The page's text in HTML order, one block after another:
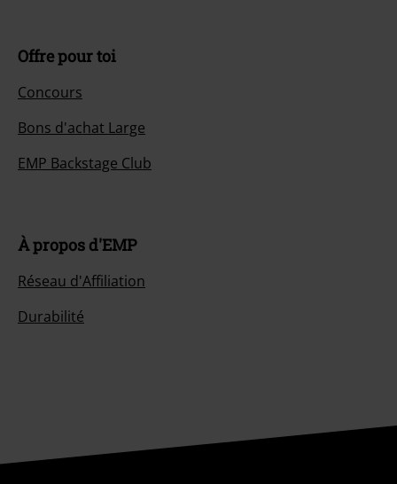
Offre pour toi
Concours
Bons d'achat Large
EMP Backstage Club
À propos d'EMP
Réseau d'Affiliation
Durabilité